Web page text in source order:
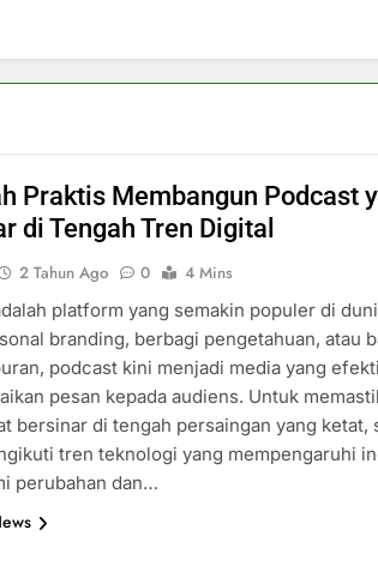
Praktis Membangun Podcast
di Tengah Tren Digital
2 Tahun Ago 0
4 Mins
platform yang semakin populer di
branding, berbagi pengetahuan, atau
podcast kini menjadi media yang
pesan kepada audiens. Untuk
bersinar di tengah persaingan yang ketat,
tren teknologi yang mempengaruhi
perubahan dan…